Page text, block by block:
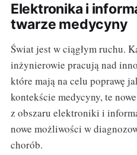
Elektronika i
twarze medycyny
Świat jest w ciągłym ruchu.
inżynierowie pracują nad
które mają na celu poprawę
kontekście medycyny, te
z obszaru elektroniki i
nowe możliwości w
chorób.